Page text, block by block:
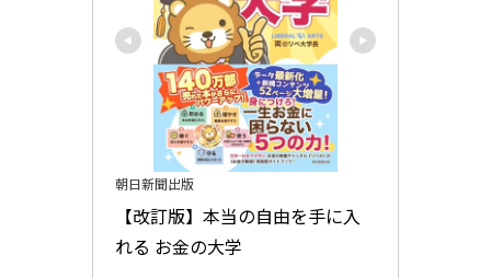
朝日新聞出版
【改訂版】本当の自由を手に入
れる お金の大学